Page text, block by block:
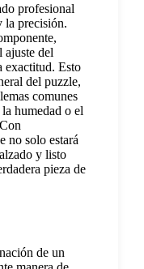
profesional
la precisión.
ajuste del
exactitud. Esto
del puzzle,
comunes
humedad o el
no solo estará
y listo
pieza de
de un